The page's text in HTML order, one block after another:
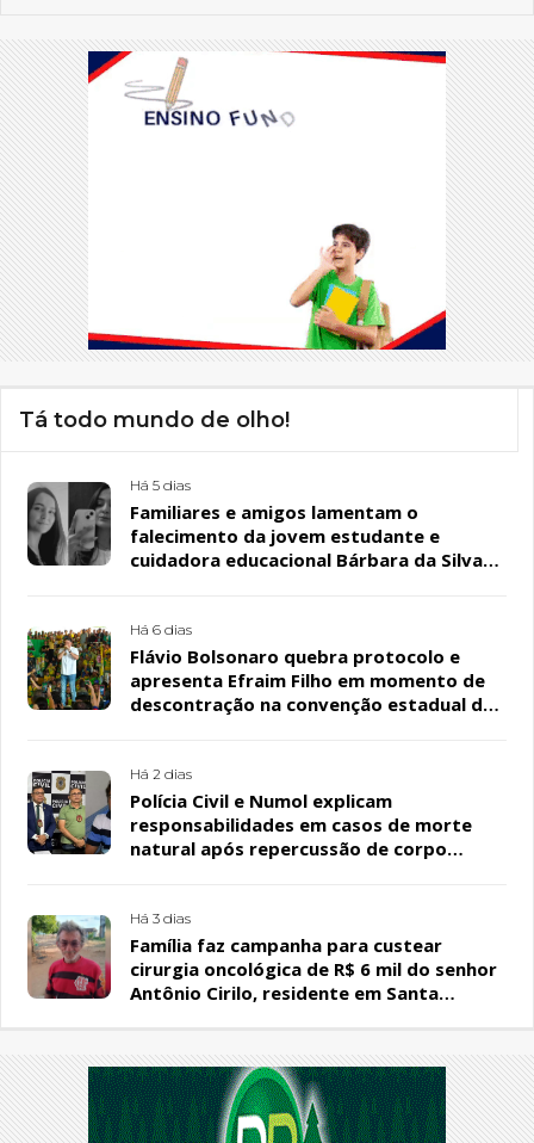
Tá todo mundo de olho!
Há 5 dias
Familiares e amigos lamentam o
falecimento da jovem estudante e
cuidadora educacional Bárbara da Silva
Há 6 dias
Flávio Bolsonaro quebra protocolo e
apresenta Efraim Filho em momento de
descontração na convenção estadual do
Há 2 dias
Polícia Civil e Numol explicam
responsabilidades em casos de morte
natural após repercussão de corpo
Há 3 dias
Família faz campanha para custear
cirurgia oncológica de R$ 6 mil do senhor
Antônio Cirilo, residente em Santa